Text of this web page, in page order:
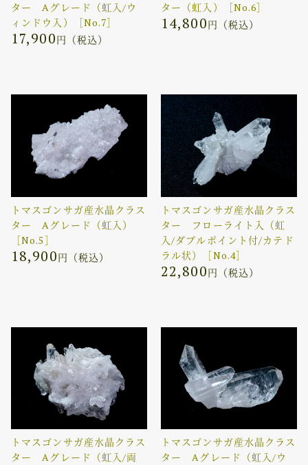
ター Aグレード（虹入/ウ
ィンドウ入）［No.7］
17,900円（税込）
ター（虹入）［No.6］
14,800円（税込）
トマスゴンサガ産水晶クラス
ター Aグレード（虹入）
［No.5］
18,900円（税込）
トマスゴンサガ産水晶クラス
ター フローライト入（虹
入/ダブルポイント付/カテド
ラル状）［No.4］
22,800円（税込）
トマスゴンサガ産水晶クラス
ター Aグレード（虹入/両
トマスゴンサガ産水晶クラス
ター Aグレード（虹入/ウ